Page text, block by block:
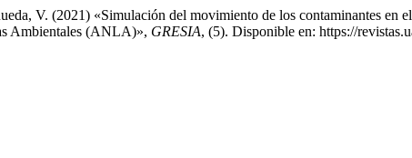
V. (2021) «Simulación del movimiento de los contaminantes en
Ambientales (ANLA)», GRESIA, (5). Disponible en: https://